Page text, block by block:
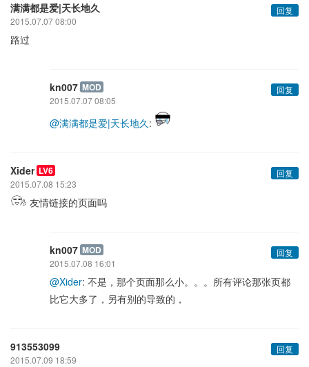
满满都是爱|天长地久
回复
2015.07.07 08:00
路过
kn007 MOD
回复
2015.07.07 08:05
@满满都是爱|天长地久:
Xider LV6
回复
2015.07.08 15:23
友情链接的页面吗
kn007 MOD
回复
2015.07.08 16:01
@Xider: 不是，那个页面那么小。。。所有评论那张页都
比它大多了，另有别的导致的，
913553099
回复
2015.07.09 18:59